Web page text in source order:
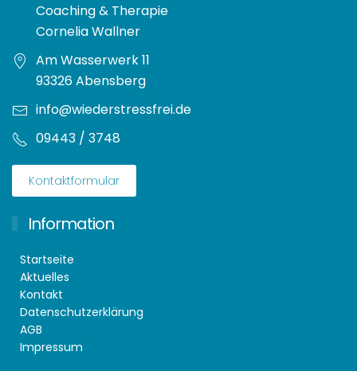
Coaching & Therapie
Cornelia Wallner
Am Wasserwerk 11
93326 Abensberg
info@wiederstressfrei.de
09443 / 3748
Kontaktformular
Information
Startseite
Aktuelles
Kontakt
Datenschutzerklärung
AGB
Impressum